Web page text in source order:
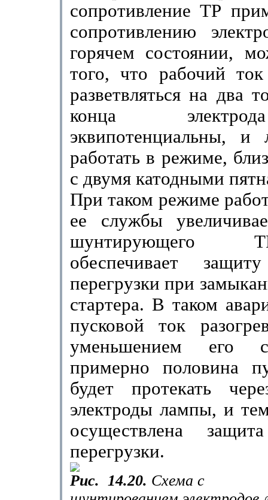
сопротивление ТР
сопротивлению
горячем состоянии,
того, что рабочий
разветвляться на два
конца
эквипотенциальны, и
работать в режиме,
с двумя катодными
При таком режиме
ее службы
шунтирующего
обеспечивает
перегрузки при
стартера. В таком
пусковой ток
уменьшением его
примерно половина
будет протекать
электроды лампы, и
осуществлена
перегрузки.
Рис. 14.20. Схема с